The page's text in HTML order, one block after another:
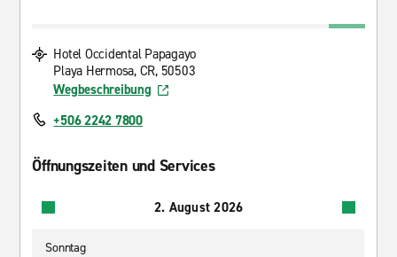
Hotel Occidental Papagayo
Playa Hermosa, CR, 50503
Wegbeschreibung
+506 2242 7800
Öffnungszeiten und Services
2. August 2026
Sonntag